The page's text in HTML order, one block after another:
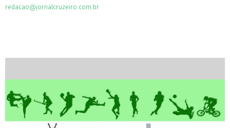
redacao@jornalcruzeiro.com.br